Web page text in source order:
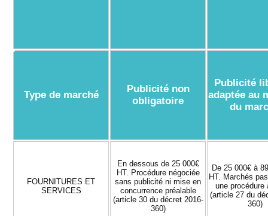
Type de marché
Publicité non
obligatoire
Publicité
adaptée au
du
FOURNITURES ET
SERVICES
En dessous de 25 000€
HT. Procédure négociée
sans publicité ni mise en
concurrence préalable
(article 30 du décret 2016-
360)
De 25 000€ à
HT. Marchés
une procédure
(article 27 du
360)